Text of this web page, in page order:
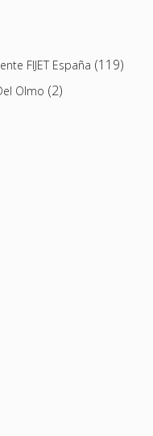
FIJET España (119)
Olmo (2)